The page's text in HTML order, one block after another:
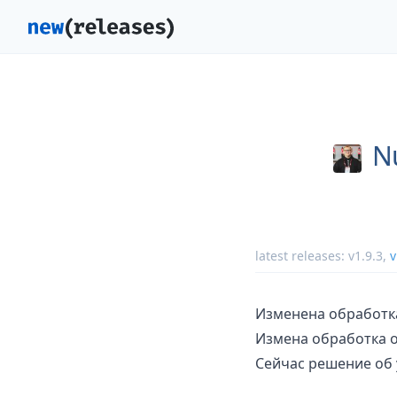
latest releases: v1.9.3,
Изменена
Измена обработка
Сейчас решение об